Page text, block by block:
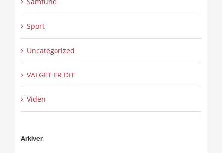
Samfund
Sport
Uncategorized
VALGET ER DIT
Viden
Arkiver